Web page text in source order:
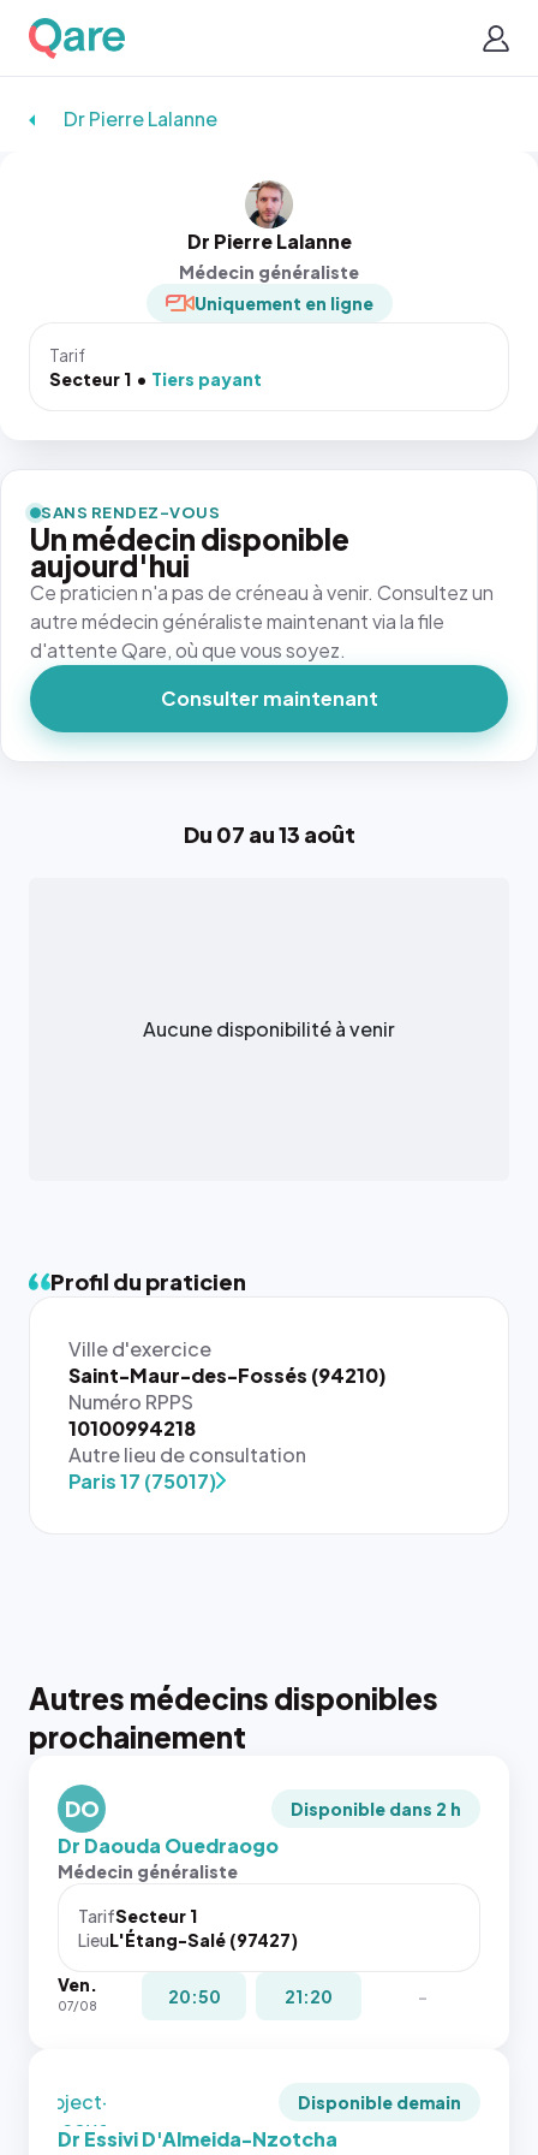
Dr Pierre Lalanne
Dr Pierre Lalanne
Médecin généraliste
Uniquement en ligne
Tarif
Secteur 1
Tiers payant
Du 07 au 13 août
Aucune disponibilité à venir
Profil du praticien
Ville d'exercice
Saint-Maur-des-Fossés (94210)
Numéro RPPS
10100994218
Autre lieu de consultation
Paris 17 (75017)
SANS RENDEZ-VOUS
Un médecin disponible
aujourd'hui
Ce praticien n'a pas de créneau à venir. Consultez un
autre médecin généraliste maintenant via la file
d'attente Qare, où que vous soyez.
Consulter maintenant
Autres médecins disponibles
prochainement
DO Disponible dans 2 h
Dr Daouda Ouedraogo
Médecin généraliste
TarifSecteur 1
LieuL'Étang-Salé (97427)
Ven.
07/08 20:50 21:20 -
{# 40×40
: la taille
rendue par
`.profile-
picture`,
et un
rapport 1:1
juste à
toutes les
puisque la
`object-
fit: cover`.
Disponible demain
Dr Essivi D'Almeida-Nzotcha